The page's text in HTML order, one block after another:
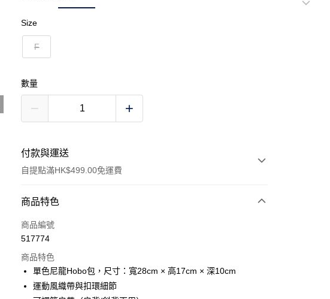
Size
F
數量
付款與運送
自提點滿HK$499.00免運費
付款方式
信用卡
Google Pay
AlipayHK
商品特色
商品編號
517774
商品特色
單色尼龍Hobo包，尺寸：寬28cm × 高17cm × 深10cm
運動風織帶與扣環細節